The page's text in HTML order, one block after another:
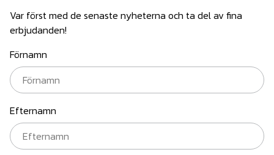
Var först med de senaste nyheterna och ta del av fina
erbjudanden!
Förnamn
Efternamn